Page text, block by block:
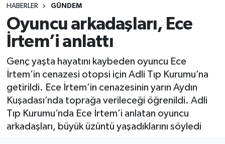
HABERLER GÜNDEM
Oyuncu arkadaşları, Ece
İrtem’i anlattı
Genç yaşta hayatını kaybeden oyuncu Ece
İrtem’in cenazesi otopsi için Adli Tıp Kurumu’na
getirildi. Ece İrtem’in cenazesinin yarın Aydın
Kuşadası’nda toprağa verileceği öğrenildi. Adli
Tıp Kurumu’nda Ece İrtem’i anlatan oyuncu
arkadaşları, büyük üzüntü yaşadıklarını söyledi
YEREL GÜNDEM
EKONOMİ
KÜLTÜR - SANAT
SPOR
SİYASET
Trafik Durumu
Süper Lig Puan Durumu ve Fikstür
Tüm Manşetler
Son Dakika Haberleri
Haber Arşivi